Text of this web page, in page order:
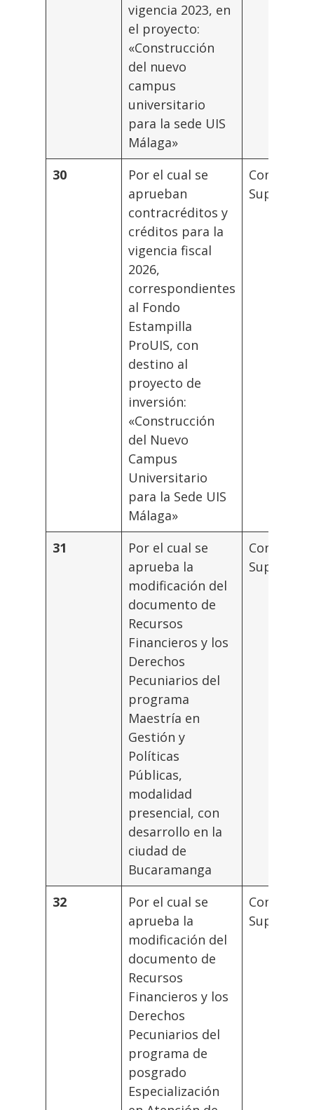
vigencia 2023, en
el proyecto:
«Construcción
del nuevo
campus
universitario
para la sede UIS
Málaga»
30
Por el cual se
aprueban
contracréditos y
créditos para la
vigencia fiscal
2026,
correspondientes
al Fondo
Estampilla
ProUIS, con
destino al
proyecto de
inversión:
«Construcción
del Nuevo
Campus
Universitario
para la Sede UIS
Málaga»
Consejo
Superior
31
Por el cual se
aprueba la
modificación del
documento de
Recursos
Financieros y los
Derechos
Pecuniarios del
programa
Maestría en
Gestión y
Políticas
Públicas,
modalidad
presencial, con
desarrollo en la
ciudad de
Bucaramanga
Consejo
Superior
32
Por el cual se
aprueba la
modificación del
documento de
Recursos
Financieros y los
Derechos
Pecuniarios del
programa de
posgrado
Especialización
Consejo
Superior